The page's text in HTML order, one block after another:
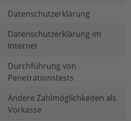
Datenschutzerklärung
Datenschutzerklärung im
Internet
Durchführung von
Penetrationstests
Andere Zahlmöglichkeiten als
Vorkasse